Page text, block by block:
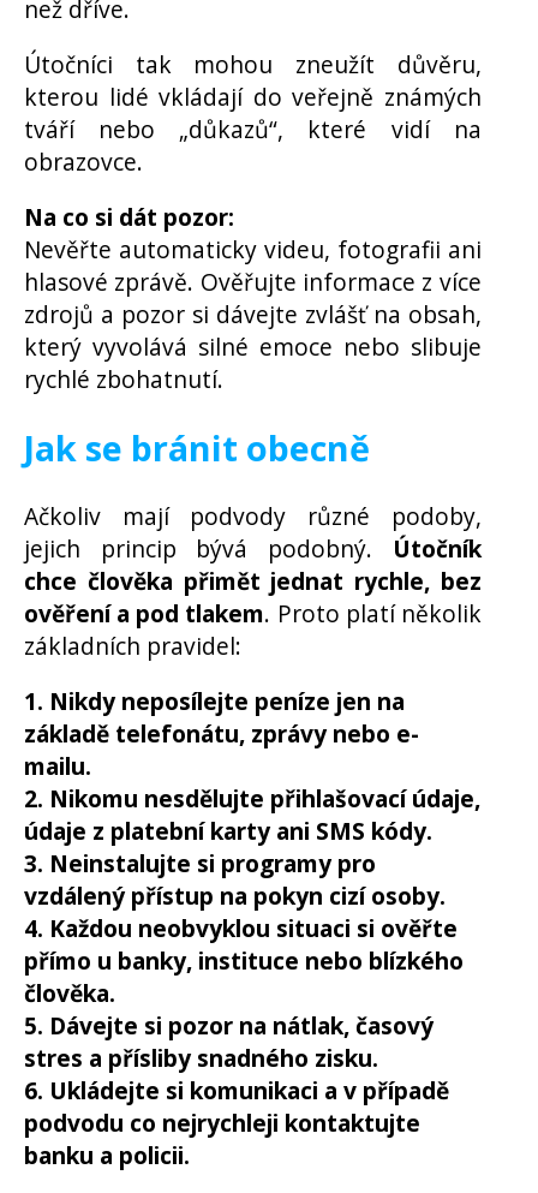
než dříve.
Útočníci tak mohou zneužít důvěru,
kterou lidé vkládají do veřejně známých
tváří nebo „důkazů“, které vidí na
obrazovce.
Na co si dát pozor:
Nevěřte automaticky videu, fotografii ani
hlasové zprávě. Ověřujte informace z více
zdrojů a pozor si dávejte zvlášť na obsah,
který vyvolává silné emoce nebo slibuje
rychlé zbohatnutí.
Jak se bránit obecně
Ačkoliv mají podvody různé podoby,
jejich princip bývá podobný. Útočník
chce člověka přimět jednat rychle, bez
ověření a pod tlakem. Proto platí několik
základních pravidel:
1. Nikdy neposílejte peníze jen na
základě telefonátu, zprávy nebo e-
mailu.
2. Nikomu nesdělujte přihlašovací údaje,
údaje z platební karty ani SMS kódy.
3. Neinstalujte si programy pro
vzdálený přístup na pokyn cizí osoby.
4. Každou neobvyklou situaci si ověřte
přímo u banky, instituce nebo blízkého
člověka.
5. Dávejte si pozor na nátlak, časový
stres a přísliby snadného zisku.
6. Ukládejte si komunikaci a v případě
podvodu co nejrychleji kontaktujte
banku a policii.